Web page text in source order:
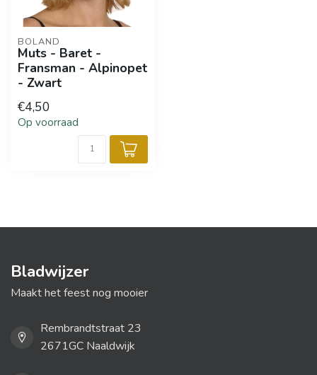
BOLAND
Muts - Baret -
Fransman - Alpinopet
- Zwart
€4,50
Op voorraad
Bladwijzer
Maakt het feest nog mooier
Rembrandtstraat 23
2671GC Naaldwijk